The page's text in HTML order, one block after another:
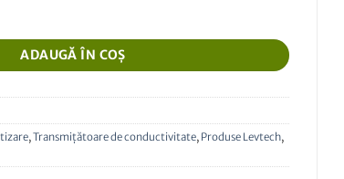
conductivitate 4-20mA cu Wifi
ADAUGĂ ÎN COȘ
,Transmițătoare de conductivitate, Produse Levtech,